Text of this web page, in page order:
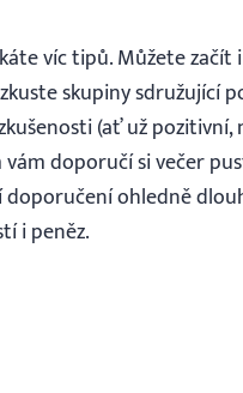
víc tipů. Můžete začít
skupiny sdružující
(ať už pozitivní,
doporučí si večer
doporučení ohledně
i peněz.